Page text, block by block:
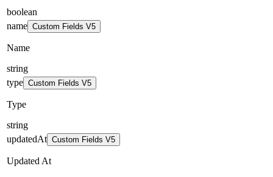
boolean
name Custom Fields V5
Name
string
type Custom Fields V5
Type
string
updatedAt Custom Fields V5
Updated At